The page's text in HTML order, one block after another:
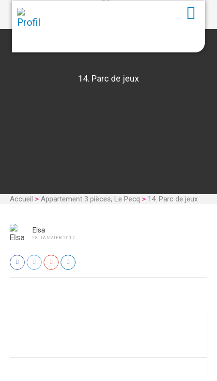
14. Parc de jeux
Accueil > Appartement 3 pièces, Le Pecq > 14. Parc de jeux
Elsa
28 JANVIER 2017